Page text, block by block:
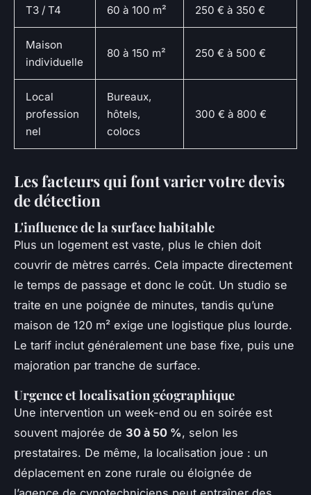
T3 / T4 60 à 100 m² 250 € à 350 €
Maison
individuelle
80 à 150 m² 250 € à 500 €
Local
profession
nel
Bureaux,
hôtels,
colocs
300 € à 800 €
Les facteurs qui font varier votre devis
de détection
L'influence de la surface habitable
Plus un logement est vaste, plus le chien doit
couvrir de mètres carrés. Cela impacte directement
le temps de passage et donc le coût. Un studio se
traite en une poignée de minutes, tandis qu’une
maison de 120 m² exige une logistique plus lourde.
Le tarif inclut généralement une base fixe, puis une
majoration par tranche de surface.
Urgence et localisation géographique
Une intervention un week-end ou en soirée est
souvent majorée de 30 à 50 %, selon les
prestataires. De même, la localisation joue : un
déplacement en zone rurale ou éloignée de